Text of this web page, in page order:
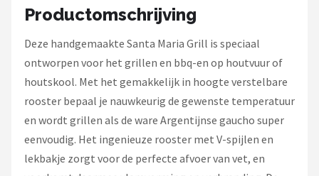
Productomschrijving
Deze handgemaakte Santa Maria Grill is speciaal
ontworpen voor het grillen en bbq-en op houtvuur of
houtskool. Met het gemakkelijk in hoogte verstelbare
rooster bepaal je nauwkeurig de gewenste temperatuur
en wordt grillen als de ware Argentijnse gaucho super
eenvoudig. Het ingenieuze rooster met V-spijlen en
lekbakje zorgt voor de perfecte afvoer van vet, en